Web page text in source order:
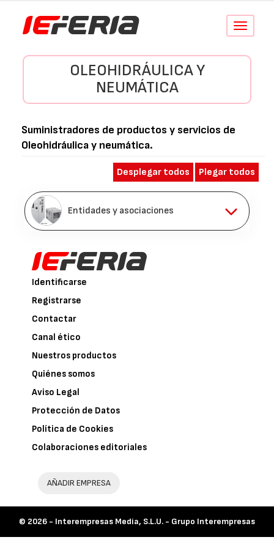
Conmutar
OLEOHIDRÁULICA Y
NEUMÁTICA
Suministradores de productos y servicios de
Oleohidráulica y neumática.
Desplegar todos Plegar todos
Entidades y asociaciones
Identificarse
Registrarse
Contactar
Canal ético
Nuestros productos
Quiénes somos
Aviso Legal
Protección de Datos
Política de Cookies
Colaboraciones editoriales
AÑADIR EMPRESA
© 2026 - Interempresas Media, S.L.U. - Grupo Interempresas